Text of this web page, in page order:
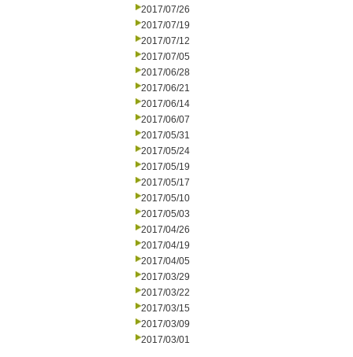
2017/07/26
2017/07/19
2017/07/12
2017/07/05
2017/06/28
2017/06/21
2017/06/14
2017/06/07
2017/05/31
2017/05/24
2017/05/19
2017/05/17
2017/05/10
2017/05/03
2017/04/26
2017/04/19
2017/04/05
2017/03/29
2017/03/22
2017/03/15
2017/03/09
2017/03/01